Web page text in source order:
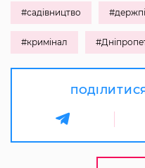
#садівництво
#кримінал